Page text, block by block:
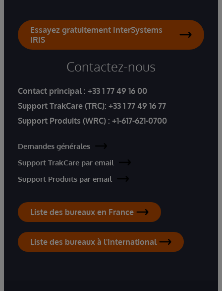
Essayez gratuitement InterSystems
IRIS
Contactez-nous
Contact principal : +33 1 77 49 16 00
Support TrakCare (TRC): +33 1 77 49 16 77
Support Produits (WRC) : +1-617-621-0700
Demandes générales
Support TrakCare par email
Support Produits par email
Liste des bureaux en France
Liste des bureaux à l'International